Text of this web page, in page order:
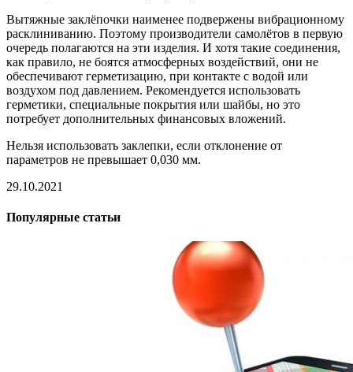
Вытяжные заклёпочки наименее подвержены вибрационному
расклиниванию. Поэтому производители самолётов в первую
очередь полагаются на эти изделия. И хотя такие соединения,
как правило, не боятся атмосферных воздействий, они не
обеспечивают герметизацию, при контакте с водой или
воздухом под давлением. Рекомендуется использовать
герметики, специальные покрытия или шайбы, но это
потребует дополнительных финансовых вложений.
Нельзя использовать заклепки, если отклонение от
параметров не превышает 0,030 мм.
29.10.2021
Популярные статьи